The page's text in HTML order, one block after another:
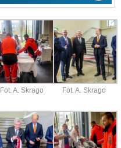
Fot. A. Skrago Fot. A. Skrago